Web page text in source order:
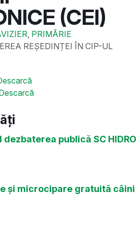
(CEI)
, PRIMĂRIE
REȘEDINȚEI ÎN CIP-UL
publică SC HIDRO
și microcipare gratuită câini